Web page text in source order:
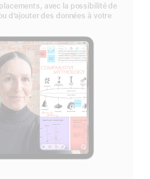
avec la possibilité de
d’ajouter des données à votre